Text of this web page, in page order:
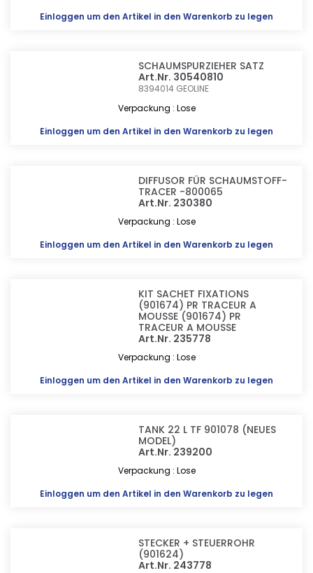
Einloggen um den Artikel in den Warenkorb zu legen
SCHAUMSPURZIEHER SATZ
Art.Nr. 30540810
8394014 GEOLINE
Verpackung : Lose
Einloggen um den Artikel in den Warenkorb zu legen
DIFFUSOR FÜR SCHAUMSTOFF-
TRACER -800065
Art.Nr. 230380
Verpackung : Lose
Einloggen um den Artikel in den Warenkorb zu legen
KIT SACHET FIXATIONS
(901674) PR TRACEUR A
MOUSSE (901674) PR
TRACEUR A MOUSSE
Art.Nr. 235778
Verpackung : Lose
Einloggen um den Artikel in den Warenkorb zu legen
TANK 22 L TF 901078 (NEUES
MODEL)
Art.Nr. 239200
Verpackung : Lose
Einloggen um den Artikel in den Warenkorb zu legen
STECKER + STEUERROHR
(901624)
Art.Nr. 243778